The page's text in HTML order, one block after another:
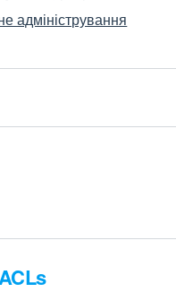
адміністрування